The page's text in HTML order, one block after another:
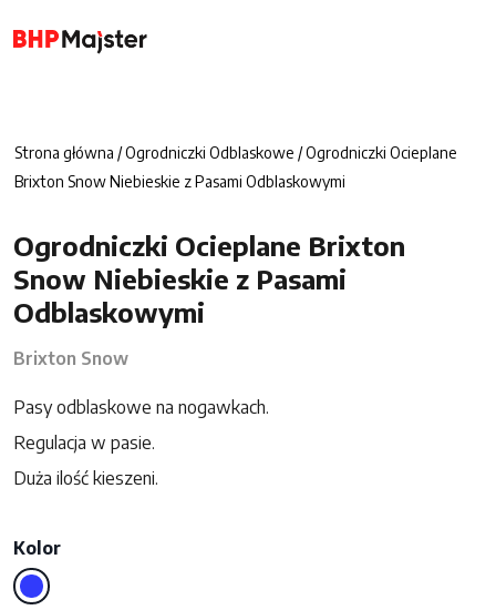
Strona główna /Ogrodniczki Odblaskowe / Ogrodniczki Ocieplane
Brixton Snow Niebieskie z Pasami Odblaskowymi
Ogrodniczki Ocieplane Brixton
Snow Niebieskie z Pasami
Odblaskowymi
Brixton Snow
Pasy odblaskowe na nogawkach.
Regulacja w pasie.
Duża ilość kieszeni.
Kolor